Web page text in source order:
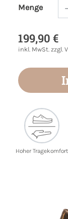
Menge
Produkt
199,90 €
inkl. MwSt. zzgl.
Hoher Tragekomfort